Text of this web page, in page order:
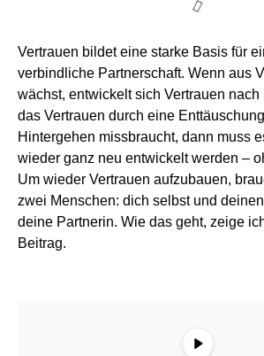
Vertrauen bildet eine starke Basis für
verbindliche Partnerschaft. Wenn aus
wächst, entwickelt sich Vertrauen nach
das Vertrauen durch eine
Hintergehen missbraucht, dann muss
wieder ganz neu entwickelt werden –
Um wieder Vertrauen aufzubauen,
zwei Menschen: dich selbst und
deine Partnerin. Wie das geht, zeige
Beitrag.